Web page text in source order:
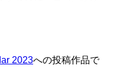
2023への投稿作品で